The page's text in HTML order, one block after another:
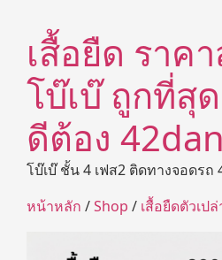
เสื้อยืด ราค
โบ๊เบ๊ ถูกที่สุ
ดีต้อง 42dan
โบ๊เบ๊ ชั้น 4 เฟส2 ติดทางจอดรถ
หน้าหลัก /Shop / เสื้อยืดตัวเปล่